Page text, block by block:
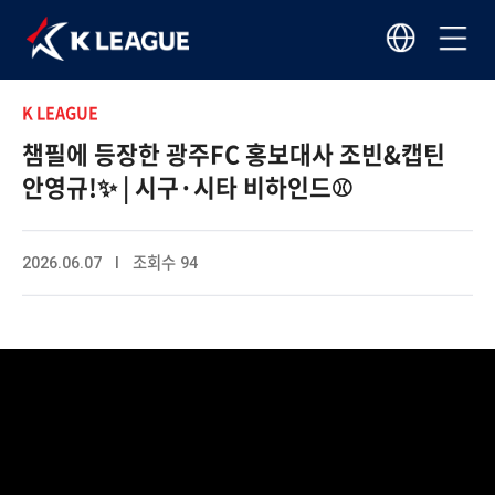
K LEAGUE
챔필에 등장한 광주FC 홍보대사 조빈&캡틴
안영규!✨ | 시구·시타 비하인드⚾️
2026.06.07 I 조회수 94